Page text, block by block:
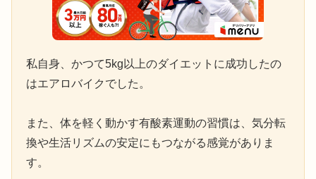
私自身、かつて5kg以上のダイエットに成功したの
はエアロバイクでした。
また、体を軽く動かす有酸素運動の習慣は、気分転
換や生活リズムの安定にもつながる感覚がありま
す。